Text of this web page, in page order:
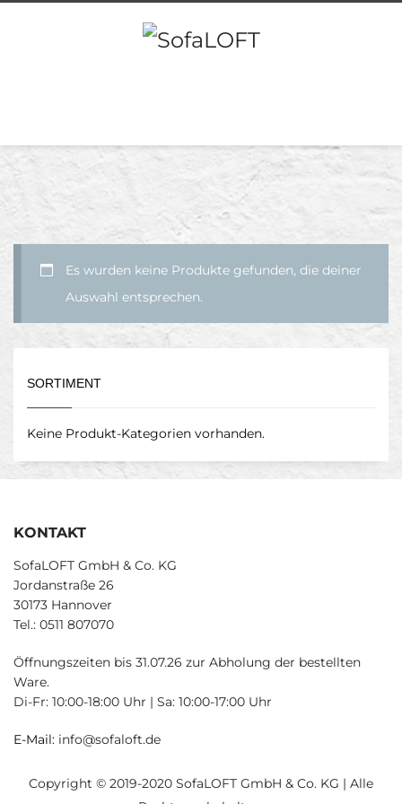
Es wurden keine Produkte gefunden, die deiner
Auswahl entsprechen.
SORTIMENT
Keine Produkt-Kategorien vorhanden.
KONTAKT
SofaLOFT GmbH & Co. KG
Jordanstraße 26
30173 Hannover
Tel.: 0511 807070
Öffnungszeiten bis 31.07.26 zur Abholung der bestellten
Ware.
Di-Fr: 10:00-18:00 Uhr | Sa: 10:00-17:00 Uhr
E-Mail: info@sofaloft.de
Copyright © 2019-2020 SofaLOFT GmbH & Co. KG | Alle